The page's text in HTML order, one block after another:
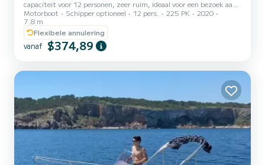
capaciteit voor 12 personen, zeer ruim, ideaal voor een bezoek aan
de kust, solarium, luifel en picknicktafel in het voor- en
achtergedeelte. Elektronisch anker en radio. Mogelijkheid van
aanbetaling verlaagd tot 300,00 euro met een verzekering van
Motorboot Schipper optioneel 12 pers. 225 PK
2020
7.8 m
Flexibele annulering
vanaf $374,89